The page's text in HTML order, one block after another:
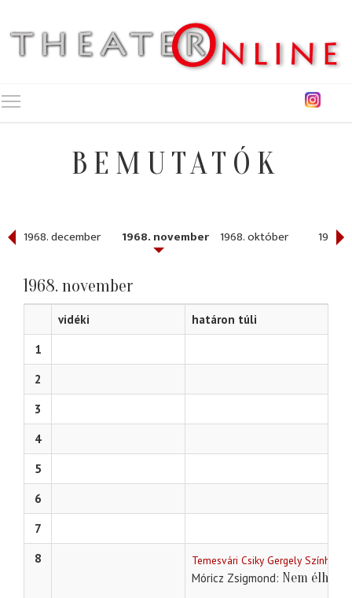
BEMUTATÓK
1968. december 1968. november 1968. október 1968.
1968. november
vidéki
határon túli
1
2
3
4
5
6
7
8
Temesvári Csiky Gergely Színház
Móricz Zsigmond Nem